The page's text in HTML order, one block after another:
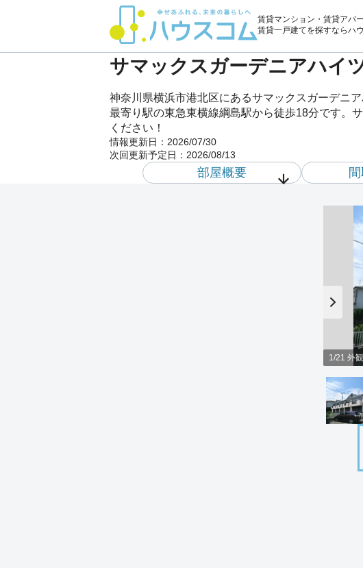
賃貸マンション・賃貸アパ
賃貸一戸建てを探すならハ
サマックスガーデニアハイ
神奈川県横浜市港北区にあるサマックスガーデニ
最寄り駅の東急東横線綱島駅から徒歩18分です。
ください！
情報更新日： 2026/07/30
次回更新予定日： 2026/08/13
部屋概要
1/21 外観